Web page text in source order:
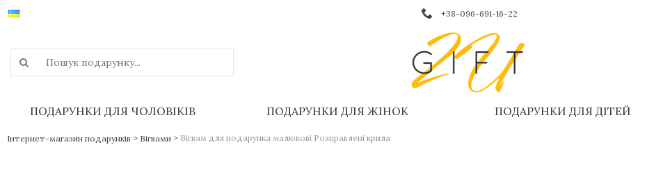
+38-096-691-16-22
ПОДАРУНКИ ДЛЯ ЧОЛОВІКІВ ПОДАРУНКИ ДЛЯ ЖІНОК ПОДАРУНКИ ДЛЯ ДІТЕЙ
Інтернет-магазин подарунків > Вігвами > Вігвам для подарунка малюкові Розправлені крила